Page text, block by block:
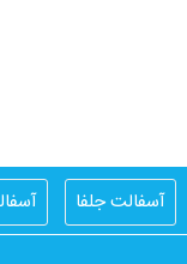
آسفالت جلفا